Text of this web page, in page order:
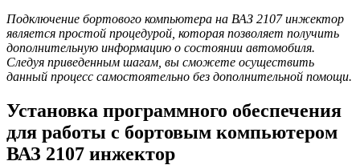
Подключение бортового компьютера на ВАЗ 2107 инжектор
является простой процедурой, которая позволяет получить
дополнительную информацию о состоянии автомобиля.
Следуя приведенным шагам, вы сможете осуществить
данный процесс самостоятельно без дополнительной помощи.
Установка программного обеспечения
для работы с бортовым компьютером
ВАЗ 2107 инжектор